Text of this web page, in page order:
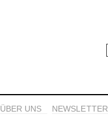
ÜBER UNS NEWSLETTER